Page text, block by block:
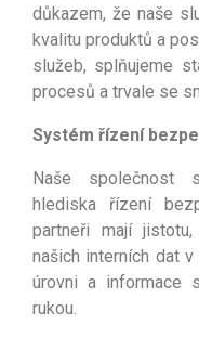
důkazem, že naše
kvalitu produktů a
služeb, splňujeme
procesů a trvale se
Systém řízení
Naše společnost
hlediska řízení
partneři mají
našich interních dat
úrovni a informace
rukou.